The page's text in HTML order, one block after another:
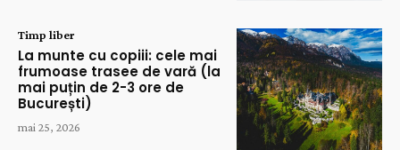
Timp liber
La munte cu copiii: cele mai
frumoase trasee de vară (la
mai puțin de 2-3 ore de
București)
mai 25, 2026